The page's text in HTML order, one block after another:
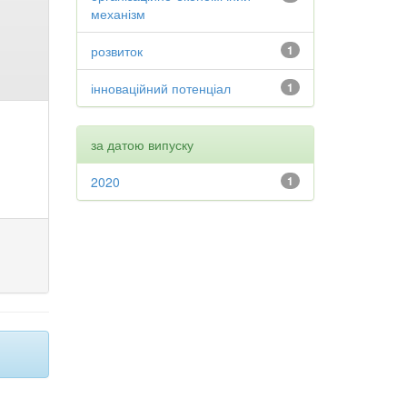
механізм
1
розвиток
1
інноваційний потенціал
за датою випуску
1
2020